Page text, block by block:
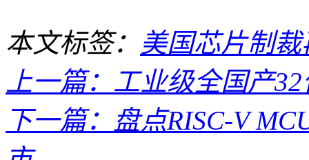
本文标签： 美国芯片制
上一篇：工业级全国产
下一篇：盘点RISC-V